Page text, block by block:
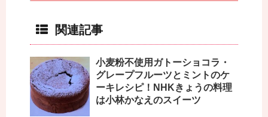
関連記事
小麦粉不使用ガトーショコラ・
グレープフルーツとミントのケ
ーキレシピ！NHKきょうの料理
は小林かなえのスイーツ